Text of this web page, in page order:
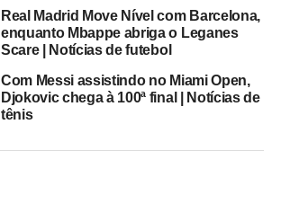
Real Madrid Move Nível com Barcelona, ​​
enquanto Mbappe abriga o Leganes
Scare | Notícias de futebol
Com Messi assistindo no Miami Open,
Djokovic chega à 100ª final | Notícias de
tênis